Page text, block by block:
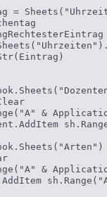
=
&
&